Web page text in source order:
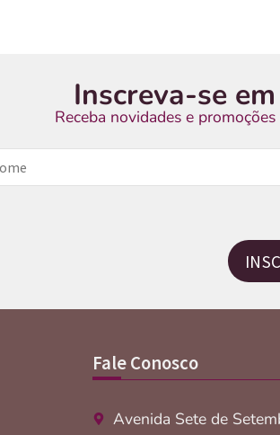
Inscreva-se
Receba novidades e promoções
Fale Conosco
Avenida Sete de